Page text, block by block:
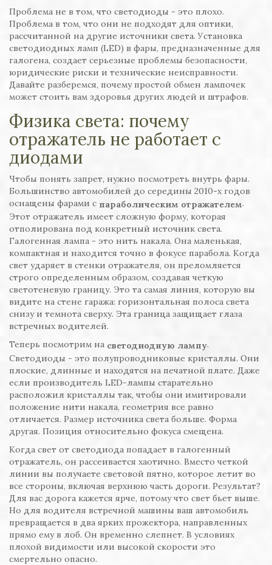
Проблема не в том, что светодиоды - это плохо.
Проблема в том, что они не подходят для оптики,
рассчитанной на другие источники света. Установка
светодиодных ламп (LED) в фары, предназначенные для
галогена, создает серьезные проблемы безопасности,
юридические риски и технические неисправности.
Давайте разберемся, почему простой обмен лампочек
может стоить вам здоровья других людей и штрафов.
Физика света: почему
отражатель не работает с
диодами
Чтобы понять запрет, нужно посмотреть внутрь фары.
Большинство автомобилей до середины 2010-х годов
оснащены фарами с параболическим отражателем.
Этот отражатель имеет сложную форму, которая
отполирована под конкретный источник света.
Галогенная лампа - это нить накала. Она маленькая,
компактная и находится точно в фокусе парабола. Когда
свет ударяет в стенки отражателя, он преломляется
строго определенным образом, создавая четкую
светотеневую границу. Это та самая линия, которую вы
видите на стене гаража: горизонтальная полоса света
снизу и темнота сверху. Эта граница защищает глаза
встречных водителей.
Теперь посмотрим на светодиодную лампу.
Светодиоды - это полупроводниковые кристаллы. Они
плоские, длинные и находятся на печатной плате. Даже
если производитель LED-лампы старательно
расположил кристаллы так, чтобы они имитировали
положение нити накала, геометрия все равно
отличается. Размер источника света больше. Форма
другая. Позиция относительно фокуса смещена.
Когда свет от светодиода попадает в галогенный
отражатель, он рассеивается хаотично. Вместо четкой
линии вы получаете световой пятно, которое летит во
все стороны, включая верхнюю часть дороги. Результат?
Для вас дорога кажется ярче, потому что свет бьет выше.
Но для водителя встречной машины ваш автомобиль
превращается в два ярких прожектора, направленных
прямо ему в лоб. Он временно слепнет. В условиях
плохой видимости или высокой скорости это
смертельно опасно.